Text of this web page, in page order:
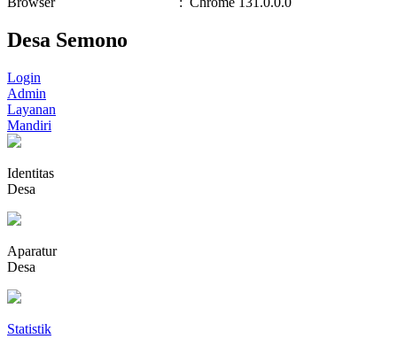
Desa Semono
Login
Admin
Layanan
Mandiri
Identitas
Desa
Aparatur
Desa
Statistik